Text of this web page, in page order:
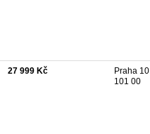
27 999 Kč
Praha 10
101 00